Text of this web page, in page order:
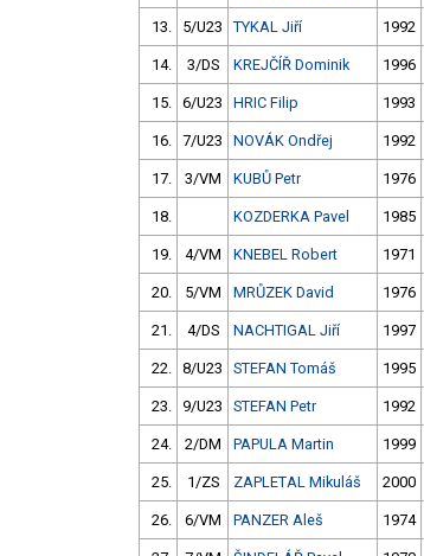
13. 5/U23 TYKAL Jiří 1992
14. 3/DS KREJČÍŘ Dominik 1996
15. 6/U23 HRIC Filip 1993
16. 7/U23 NOVÁK Ondřej 1992
17. 3/VM KUBŮ Petr 1976
18. KOZDERKA Pavel 1985
19. 4/VM KNEBEL Robert 1971
20. 5/VM MRŮZEK David 1976
21. 4/DS NACHTIGAL Jiří 1997
22. 8/U23 STEFAN Tomáš 1995
23. 9/U23 STEFAN Petr 1992
24. 2/DM PAPULA Martin 1999
25. 1/ZS ZAPLETAL Mikuláš 2000
26. 6/VM PANZER Aleš 1974